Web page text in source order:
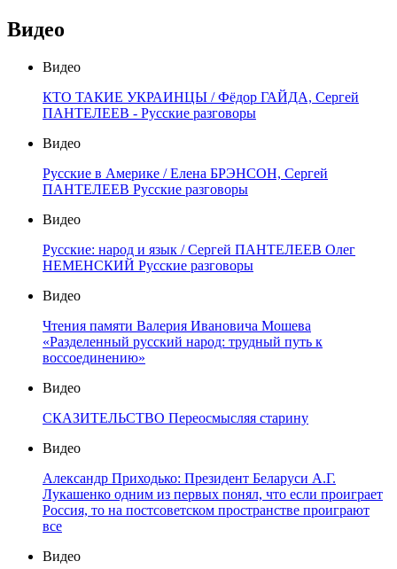
Видео
Видео
КТО ТАКИЕ УКРАИНЦЫ / Фёдор ГАЙДА, Сергей
ПАНТЕЛЕЕВ - Русские разговоры
Видео
Русские в Америке / Елена БРЭНСОН, Сергей
ПАНТЕЛЕЕВ Русские разговоры
Видео
Русские: народ и язык / Сергей ПАНТЕЛЕЕВ Олег
НЕМЕНСКИЙ Русские разговоры
Видео
Чтения памяти Валерия Ивановича Мошева
«Разделенный русский народ: трудный путь к
воссоединению»
Видео
СКАЗИТЕЛЬСТВО Переосмысляя старину
Видео
Александр Приходько: Президент Беларуси А.Г.
Лукашенко одним из первых понял, что если проиграет
Россия, то на постсоветском пространстве проиграют
все
Видео